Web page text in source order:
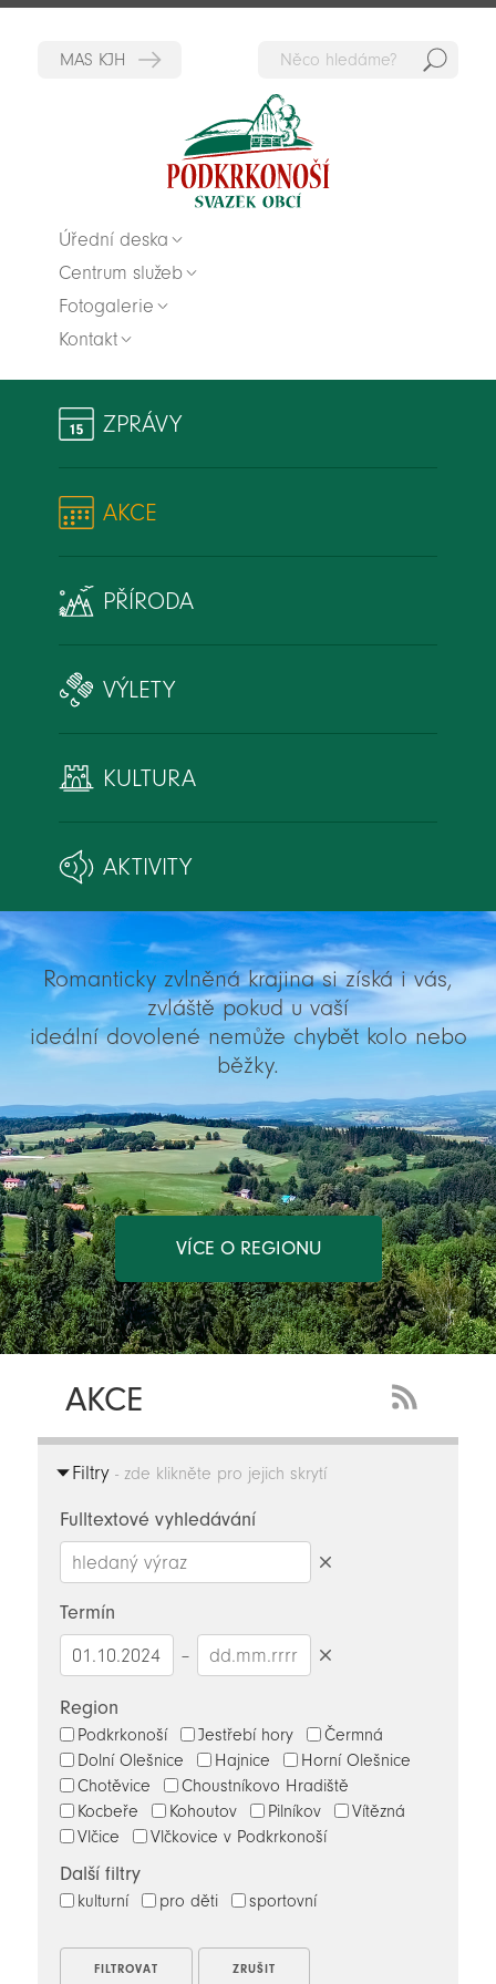
Úřední deska
Centrum služeb
Fotogalerie
Kontakt
ZPRÁVY
AKCE
PŘÍRODA
VÝLETY
KULTURA
AKTIVITY
Romanticky zvlněná krajina si získá i vás,
zvláště pokud u vaší
ideální dovolené nemůže chybět kolo nebo
běžky.
VÍCE O REGIONU
AKCE
Feed
Filtry- zde klikněte pro jejich skrytí
Fulltextové vyhledávání
Termín
–
Region
Podkrkonoší Jestřebí hory
Čermná
Dolní Olešnice
Hajnice
Horní Olešnice
Chotěvice
Choustníkovo Hradiště
Kocbeře
Kohoutov Pilníkov
Vítězná
Vlčice
Vlčkovice v Podkrkonoší
Další filtry
kulturní pro děti sportovní